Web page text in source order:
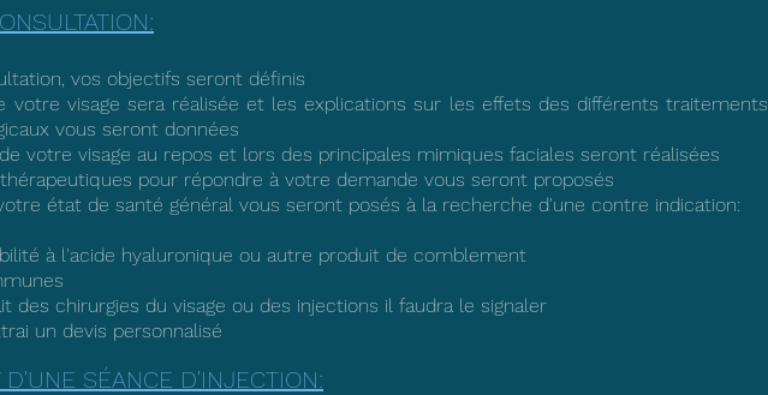
vos objectifs seront définis
votre visage sera réalisée et les explications sur les effets des différents traitements
vous seront données
votre visage au repos et lors des principales mimiques faciales seront réalisées
pour répondre à votre demande vous seront proposés
état de santé général vous seront posés à la recherche d'une contre indication:
à l'acide hyaluronique ou autre produit de comblement
des chirurgies du visage ou des injections il faudra le signaler
un devis personnalisé
D'UNE SÉANCE D'INJECTION: